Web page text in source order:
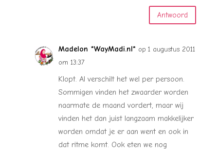
Antwoord
Madelon *WayMadi.nl* op 1 augustus 2011
om 13:37
Klopt. Al verschilt het wel per persoon.
Sommigen vinden het zwaarder worden
naarmate de maand vordert, maar wij
vinden het dan juist langzaam makkelijker
worden omdat je er aan went en ook in
dat ritme komt. Ook eten we nog